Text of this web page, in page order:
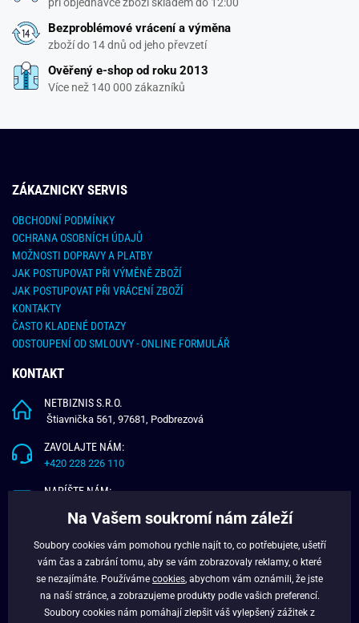
Bezproblémové vrácení a výměna
zboží do 14 dnů od jeho převzetí
Ověřený e-shop od roku 2013
Více než 140 000 zákazníků
ZÁKAZNICKY SERVIS
OBCHODNÍ PODMÍNKY
OCHRANA OSOBNÍCH ÚDAJŮ
MOŽNOSTI DOPRAVY A PLATBY
JAK POSTUPOVAT PŘI VÝMĚNĚ ZBOŽÍ
JAK POSTUPOVAT PŘI VRÁCENÍ ZBOŽÍ
KONTAKTY
ČASTO KLADENÉ DOTAZY
ODSTOUPENÍ OD SMLOUVY - ONLINE FORMULÁŘ
KONTAKT
NETBIZNIS S.R.O.
Štiavnička 561, 97681, Podbrezová
ZAVOLAJTE NÁM:
+420 228 226 110
NAPÍŠTE NÁM:
O NÁS
VĚRNOSTNÍ PROGRAM
Na Vašem soukromí nám záleží
Soubory cookies vám pomohou rychle najít to, co potřebujete, ušetří
vám čas a zabrání tomu, aby se vám zobrazovaly reklamy, o které
se nezajímáte. Používáme cookies , abychom vám oznámili, že jste
na naší stránce, a zobrazujeme produkty podle vašich preferencí.
Soubory cookies nám pomáhají zlepšit váš vylepšený zážitek z